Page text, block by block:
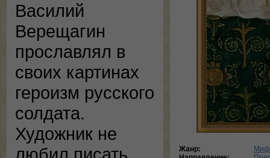
Василий
Верещагин
прославлял в
своих картинах
героизм русского
солдата.
Художник не
Жанр: